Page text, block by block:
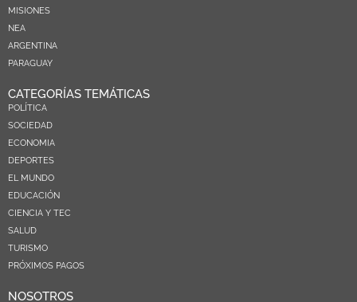
MISIONES
NEA
ARGENTINA
PARAGUAY
CATEGORÍAS TEMÁTICAS
POLÍTICA
SOCIEDAD
ECONOMIA
DEPORTES
EL MUNDO
EDUCACIÓN
CIENCIA Y TEC
SALUD
TURISMO
PRÓXIMOS PAGOS
NOSOTROS